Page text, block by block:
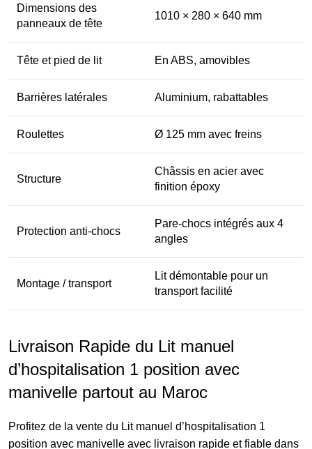
Dimensions des
panneaux de tête
1010 × 280 × 640 mm
Tête et pied de lit En ABS, amovibles
Barrières latérales Aluminium, rabattables
Roulettes Ø 125 mm avec freins
Structure
Châssis en acier avec
finition époxy
Protection anti-chocs
Pare-chocs intégrés aux 4
angles
Montage / transport
Lit démontable pour un
transport facilité
Livraison Rapide du Lit manuel
d’hospitalisation 1 position avec
manivelle partout au Maroc
Profitez de la vente du Lit manuel d’hospitalisation 1
position avec manivelle avec livraison rapide et fiable dans